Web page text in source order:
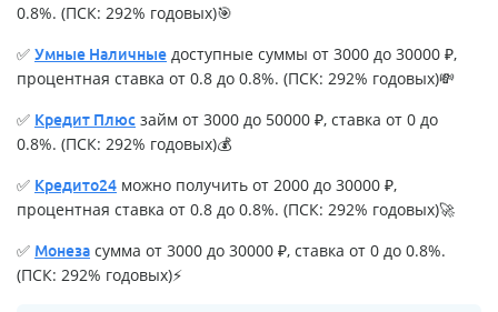
0.8%. (ПСК: 292% годовых)🎯
✅ Умные Наличные доступные суммы от 3000 до 30000 ₽,
процентная ставка от 0.8 до 0.8%. (ПСК: 292% годовых)💸
✅ Кредит Плюс займ от 3000 до 50000 ₽, ставка от 0 до
0.8%. (ПСК: 292% годовых)💰
✅ Кредито24 можно получить от 2000 до 30000 ₽,
процентная ставка от 0.8 до 0.8%. (ПСК: 292% годовых)🚀
✅ Монеза сумма от 3000 до 30000 ₽, ставка от 0 до 0.8%.
(ПСК: 292% годовых)⚡